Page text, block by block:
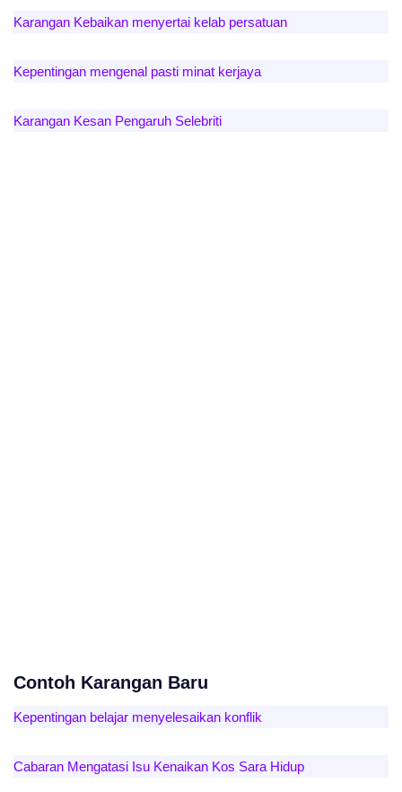
Karangan Kebaikan menyertai kelab persatuan
Kepentingan mengenal pasti minat kerjaya
Karangan Kesan Pengaruh Selebriti
Contoh Karangan Baru
Kepentingan belajar menyelesaikan konflik
Cabaran Mengatasi Isu Kenaikan Kos Sara Hidup